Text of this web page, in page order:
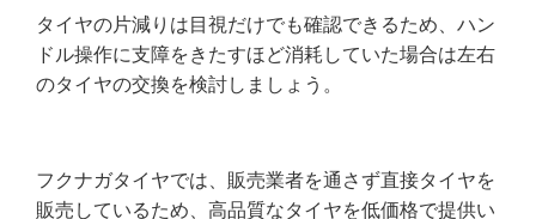
タイヤの片減りは目視だけでも確認できるため、ハン
ドル操作に支障をきたすほど消耗していた場合は左右
のタイヤの交換を検討しましょう。
フクナガタイヤでは、販売業者を通さず直接タイヤを
販売しているため、高品質なタイヤを低価格で提供い